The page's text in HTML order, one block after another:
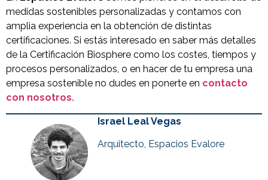
medidas sostenibles personalizadas y contamos con
amplia experiencia en la obtención de distintas
certificaciones. Si estás interesado en saber más detalles
de la Certificación Biosphere como los costes, tiempos y
procesos personalizados, o en hacer de tu empresa una
empresa sostenible no dudes en ponerte en contacto
con nosotros.
Israel Leal Vegas
Arquitecto, Espacios Evalore